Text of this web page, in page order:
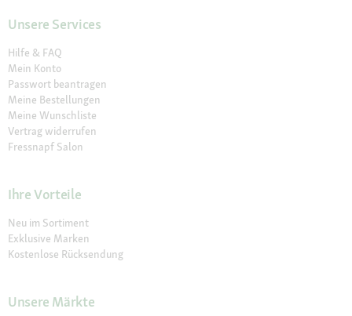
Unsere Services
Hilfe & FAQ
Mein Konto
Passwort beantragen
Meine Bestellungen
Meine Wunschliste
Vertrag widerrufen
Fressnapf Salon
Ihre Vorteile
Neu im Sortiment
Exklusive Marken
Kostenlose Rücksendung
Unsere Märkte